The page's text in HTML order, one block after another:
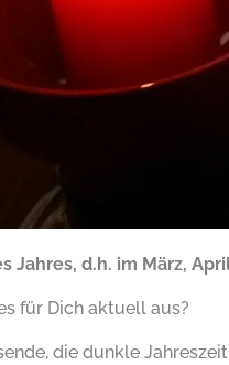
Jahres, d.h. im März,
für Dich aktuell aus?
die dunkle